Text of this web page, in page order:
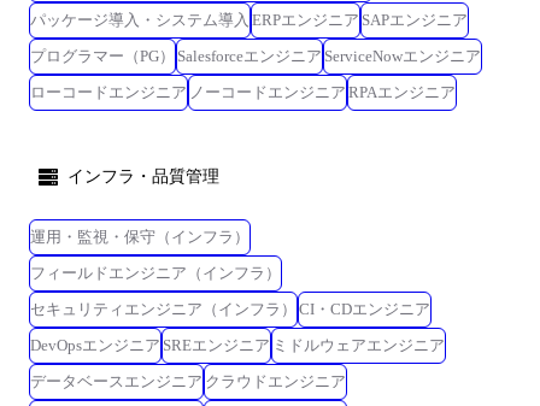
パッケージ導入・システム導入 ERPエンジニア SAPエンジニア
プログラマー（PG）
Salesforceエンジニア ServiceNowエンジニア
ローコードエンジニア ノーコードエンジニア RPAエンジニア
インフラ・品質管理
運用・監視・保守（インフラ）
フィールドエンジニア（インフラ）
セキュリティエンジニア（インフラ）
CI・CDエンジニア
DevOpsエンジニア SREエンジニア ミドルウェアエンジニア
データベースエンジニア クラウドエンジニア